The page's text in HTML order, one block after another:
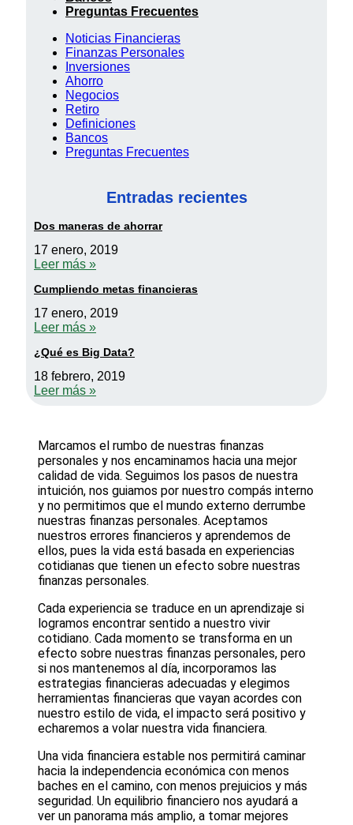
Preguntas Frecuentes
Noticias Financieras
Finanzas Personales
Inversiones
Ahorro
Negocios
Retiro
Definiciones
Bancos
Preguntas Frecuentes
Entradas recientes
Dos maneras de ahorrar
17 enero, 2019
Leer más »
Cumpliendo metas financieras
17 enero, 2019
Leer más »
¿Qué es Big Data?
18 febrero, 2019
Leer más »
Marcamos el rumbo de nuestras finanzas
personales y nos encaminamos hacia una mejor
calidad de vida. Seguimos los pasos de nuestra
intuición, nos guiamos por nuestro compás interno
y no permitimos que el mundo externo derrumbe
nuestras finanzas personales. Aceptamos
nuestros errores financieros y aprendemos de
ellos, pues la vida está basada en experiencias
cotidianas que tienen un efecto sobre nuestras
finanzas personales.
Cada experiencia se traduce en un aprendizaje si
logramos encontrar sentido a nuestro vivir
cotidiano. Cada momento se transforma en un
efecto sobre nuestras finanzas personales, pero
si nos mantenemos al día, incorporamos las
estrategias financieras adecuadas y elegimos
herramientas financieras que vayan acordes con
nuestro estilo de vida, el impacto será positivo y
echaremos a volar nuestra vida financiera.
Una vida financiera estable nos permitirá caminar
hacia la independencia económica con menos
baches en el camino, con menos prejuicios y más
seguridad. Un equilibrio financiero nos ayudará a
ver un panorama más amplio, a tomar mejores